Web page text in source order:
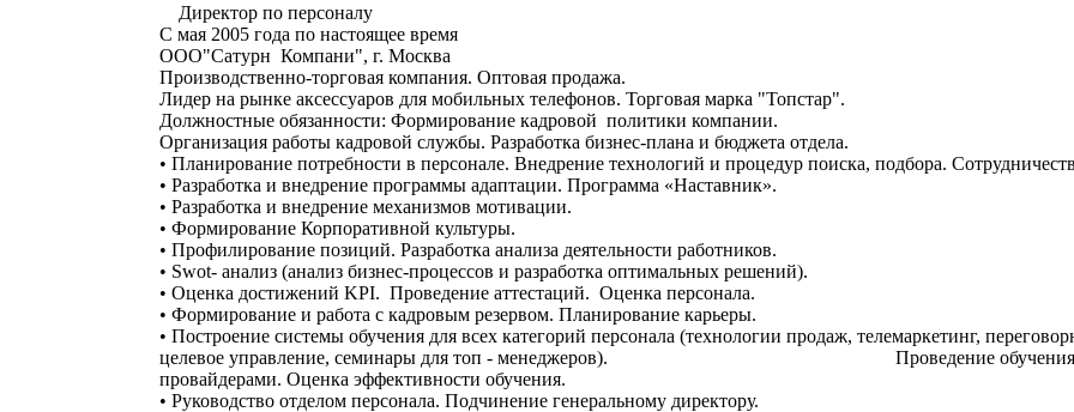
Директор по персоналу
С мая 2005 года по настоящее время
ООО"Сатурн Компани", г. Москва
Производственно-торговая компания. Оптовая продажа.
Лидер на рынке аксессуаров для мобильных телефонов. Торговая марка "Топстар".
Должностные обязанности: Формирование кадровой политики компании.
Организация работы кадровой службы. Разработка бизнес-плана и бюджета отдела.
• Планирование потребности в персонале. Внедрение технологий и процедур поиска, подбора.
• Разработка и внедрение программы адаптации. Программа «Наставник».
• Разработка и внедрение механизмов мотивации.
• Формирование Корпоративной культуры.
• Профилирование позиций. Разработка анализа деятельности работников.
• Swot- анализ (анализ бизнес-процессов и разработка оптимальных решений).
• Оценка достижений KPI. Проведение аттестаций. Оценка персонала.
• Формирование и работа с кадровым резервом. Планирование карьеры.
• Построение системы обучения для всех категорий персонала (технологии продаж, телемаркетинг,
целевое управление, семинары для топ - менеджеров). Проведение обучения
провайдерами. Оценка эффективности обучения.
• Руководство отделом персонала. Подчинение генеральному директору.